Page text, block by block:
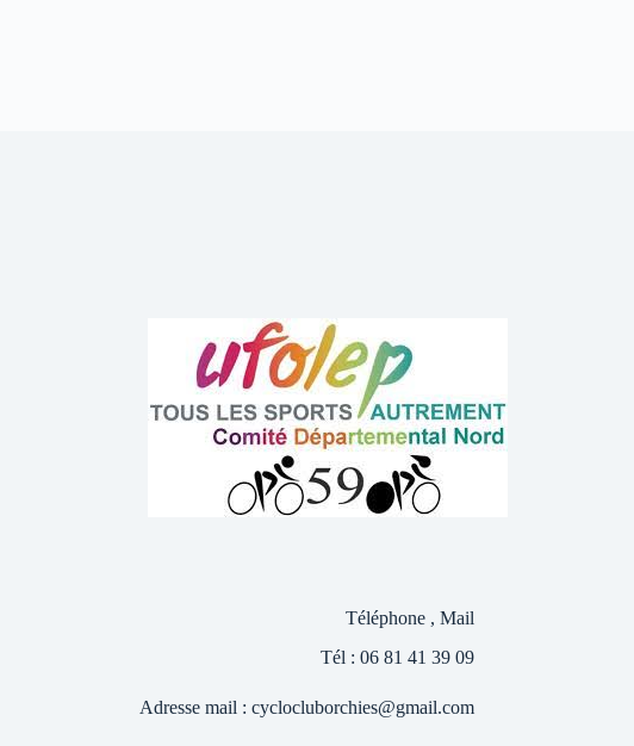
Téléphone , Mail
Tél : 06 81 41 39 09
Adresse mail : cyclocluborchies@gmail.com